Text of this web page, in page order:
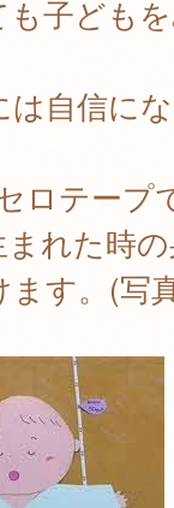
子ども
自信に
ロテープ
れた時
す。(写